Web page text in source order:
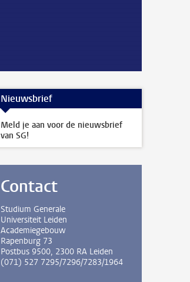
Nieuwsbrief
Meld je aan voor de nieuwsbrief
van SG!
Contact
Studium Generale
Universiteit Leiden
Academiegebouw
Rapenburg 73
Postbus 9500, 2300 RA Leiden
(071) 527 7295/7296/7283/1964